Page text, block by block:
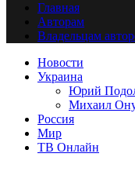
Главная
Авторам
Владельцам
Новости
Украина
Юрий
Михаил
Россия
Мир
ТВ Онлайн